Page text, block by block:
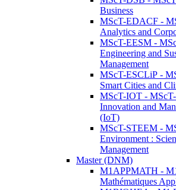
Business
MScT-EDACF -
Analytics and
MScT-EESM -
Engineering and
Management
MScT-ESCLiP -
Smart Cities and
MScT-IOT -
Innovation and
(IoT)
MScT-STEEM -
Environment :
Management
Master (DNM)
M1APPMATH -
Mathématiques